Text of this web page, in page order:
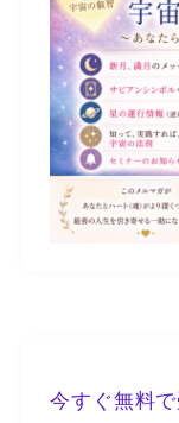
今すぐ無料